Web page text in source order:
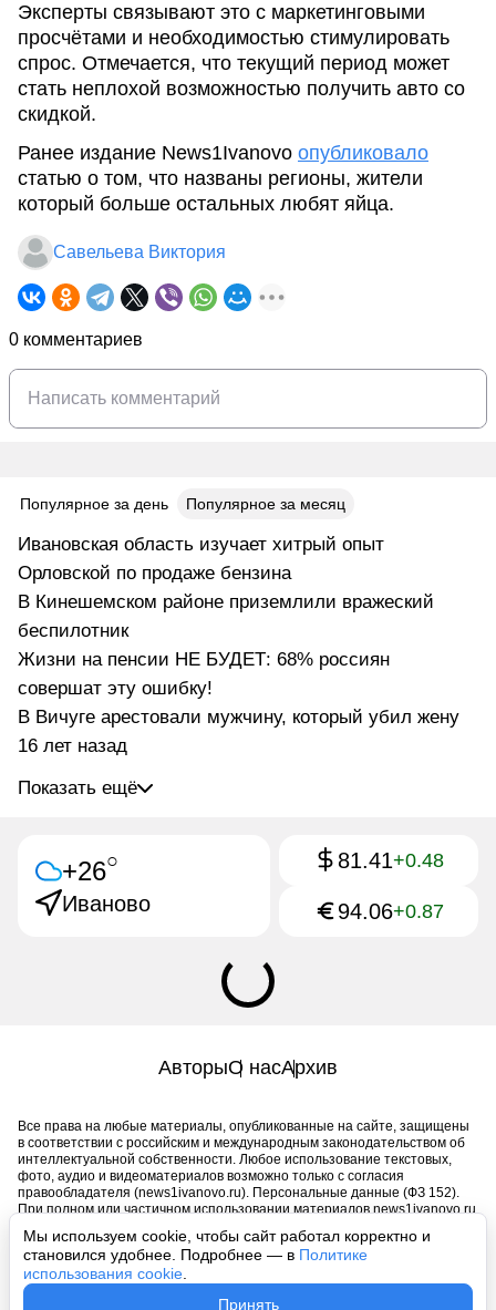
Мы используем cookie, чтобы сайт работал корректно и
становился удобнее. Подробнее — в Политике
использования cookie
Принять
Эксперты связывают это с маркетинговыми
просчётами и необходимостью стимулировать
спрос. Отмечается, что текущий период может
стать неплохой возможностью получить авто со
скидкой.
Ранее издание News1Ivanovo опубликовало
статью о том, что названы регионы, жители
который больше остальных любят яйца.
Савельева Виктория
0 комментариев
Популярное за день Популярное за месяц
Ивановская область изучает хитрый опыт
Орловской по продаже бензина
В Кинешемском районе приземлили вражеский
беспилотник
Жизни на пенсии НЕ БУДЕТ: 68% россиян
совершат эту ошибку!
В Вичуге арестовали мужчину, который убил жену
16 лет назад
Показать ещё
+26○
Иваново
81.41+0.48
94.06+0.87
АвторыО насАрхив
Все права на любые материалы, опубликованные на сайте, защищены
в соответствии с российским и международным законодательством об
интеллектуальной собственности. Любое использование текстовых,
фото, аудио и видеоматериалов возможно только с согласия
правообладателя (news1ivanovo.ru). Персональные данные (ФЗ 152).
При полном или частичном использовании материалов news1ivanovo.ru
обязательна. Запрещено для детей. Оригинал текста:
https://news1ivanovo.ru/
Пользовательское соглашение